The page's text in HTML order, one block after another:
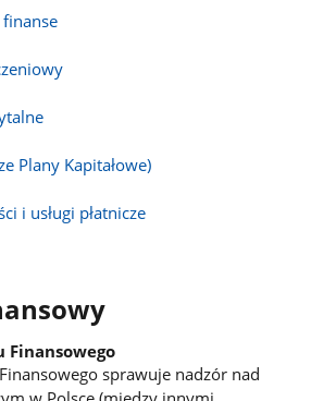
Plany Kapitałowe)
i usługi płatnicze
Finansowego
sprawuje nadzór nad